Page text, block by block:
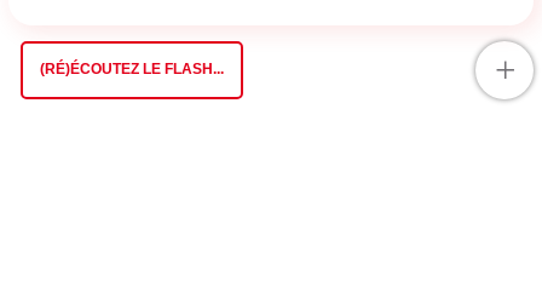
(RÉ)ÉCOUTEZ LE FLASH... +